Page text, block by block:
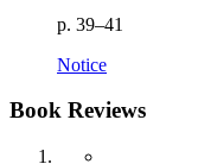
p. 39–41
Notice
Book Reviews